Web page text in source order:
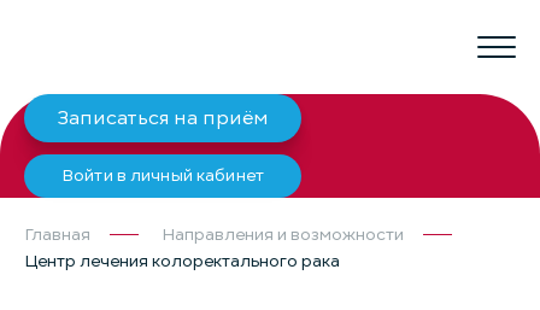
Записаться на приём
Войти в личный кабинет
Главная
Направления и возможности
Центр лечения колоректального рака